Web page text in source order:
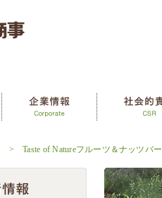
> Taste of Natureフルーツ＆ナッツバ